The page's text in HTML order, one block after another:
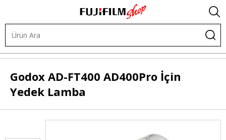
Flaş Aksesuarları
Godox AD-FT400 AD400Pro İçin
Yedek Lamba